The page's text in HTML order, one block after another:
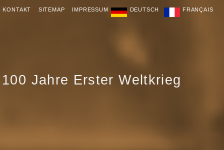
KONTAKT SITEMAP IMPRESSUM DEUTSCH FRANÇAIS
100 Jahre Erster Weltkrieg